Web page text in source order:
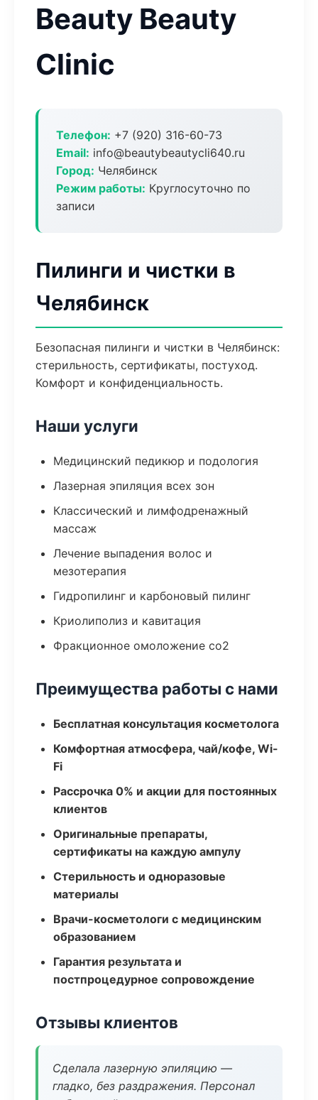
Beauty Beauty
Clinic
Телефон: +7 (920) 316-60-73
Email: info@beautybeautycli640.ru
Город: Челябинск
Режим работы: Круглосуточно по
записи
Пилинги и чистки в
Челябинск
Безопасная пилинги и чистки в Челябинск:
стерильность, сертификаты, постуход.
Комфорт и конфиденциальность.
Наши услуги
Медицинский педикюр и подология
Лазерная эпиляция всех зон
Классический и лимфодренажный
массаж
Лечение выпадения волос и
мезотерапия
Гидропилинг и карбоновый пилинг
Криолиполиз и кавитация
Фракционное омоложение co2
Преимущества работы с нами
Бесплатная консультация косметолога
Комфортная атмосфера, чай/кофе, Wi-
Fi
Рассрочка 0% и акции для постоянных
клиентов
Оригинальные препараты,
сертификаты на каждую ампулу
Стерильность и одноразовые
материалы
Врачи-косметологи с медицинским
образованием
Гарантия результата и
постпроцедурное сопровождение
Отзывы клиентов
Сделала лазерную эпиляцию —
гладко, без раздражения. Персонал